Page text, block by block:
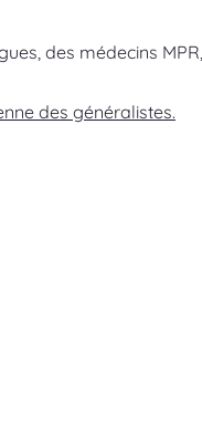
des médecins
des généralistes.